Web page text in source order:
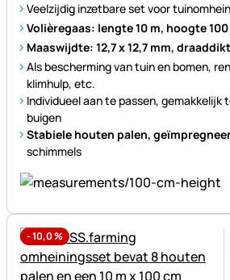
Veelzijdig inzetbare set voor
Volièregaas: lengte 10 m, hoogte
Maaswijdte: 12,7 x 12,7 mm,
Als bescherming van tuin en bomen,
klimhulp, etc.
Individueel aan te passen, gemakkelijk
buigen
Stabiele houten palen,
schimmels
-10,0%